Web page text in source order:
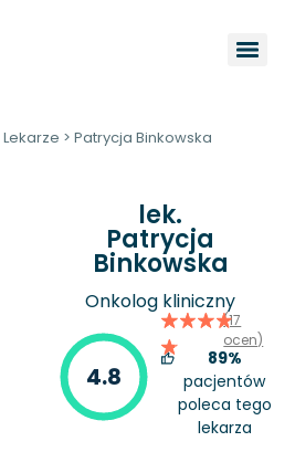
Lekarze > Patrycja Binkowska
lek.
Patrycja
Binkowska
Onkolog kliniczny
4.8
(17
ocen)
89%
pacjentów
poleca tego
lekarza